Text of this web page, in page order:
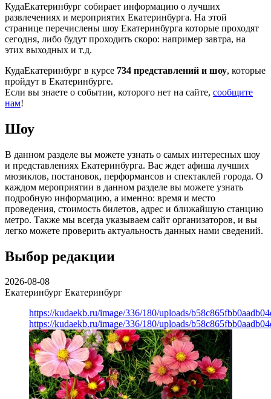
КудаЕкатеринбург собирает информацию о лучших
развлечениях и мероприятих Екатеринбурга. На этой
странице перечислены шоу Екатеринбурга которые проходят
сегодня, либо будут проходить скоро: например завтра, на
этих выходных и т.д.
КудаЕкатеринбург в курсе 734 представлений и шоу, которые
пройдут в Екатеринбурге.
Если вы знаете о событии, которого нет на сайте, сообщите
нам!
Шоу
В данном разделе вы можете узнать о самых интересных шоу
и представлениях Екатеринбурга. Вас ждет афиша лучших
мюзиклов, постановок, перформансов и спектаклей города. О
каждом мероприятии в данном разделе вы можете узнать
подробную информацию, а именно: время и место
проведения, стоимость билетов, адрес и ближайшую станцию
метро. Также мы всегда указываем сайт организаторов, и вы
легко можете проверить актуальность данных нами сведений.
Выбор редакции
2026-08-08
Екатеринбург Екатеринбург
https://kudaekb.ru/image/336/180/uploads/
https://kudaekb.ru/image/336/180/uploads/